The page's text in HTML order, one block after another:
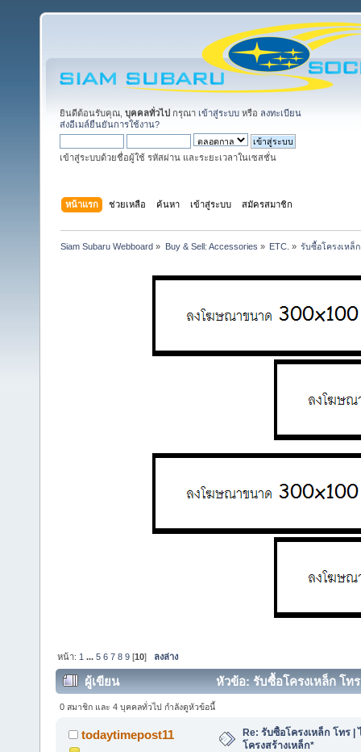
ยินดีต้อนรับคุณ, บุคคลทั่วไป กรุณา เข้าสู่ระบบ หรือ ลงทะเบียน
ส่งอีเมล์ยืนยันการใช้งาน?
เข้าสู่ระบบด้วยชื่อผู้ใช้ รหัสผ่าน และระยะเวลาในเซสชั่น
หน้าแรก ช่วยเหลือ ค้นหา เข้าสู่ระบบ สมัครสมาชิก
Siam Subaru Webboard » Buy & Sell: Accessories » ETC. » รับซื้อโครงเหล็
หน้า: 1 ...5 6 7 8 9 [10] ลงล่าง
ผู้เขียน หัวข้อ: รับซื้อโครงเหล็ก โท
0 สมาชิก และ 4 บุคคลทั่วไป กำลังดูหัวข้อนี้
todaytimepost11
Re: รับซื้อโครงเหล็ก โทร |
โครงสร้างเหล็ก*